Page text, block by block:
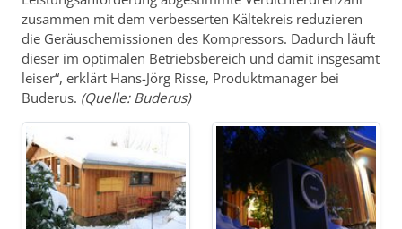
zusammen mit dem verbesserten Kältekreis reduzieren
die Geräuschemissionen des Kompressors. Dadurch läuft
dieser im optimalen Betriebsbereich und damit insgesamt
leiser“, erklärt Hans-Jörg Risse, Produktmanager bei
Buderus. (Quelle: Buderus)